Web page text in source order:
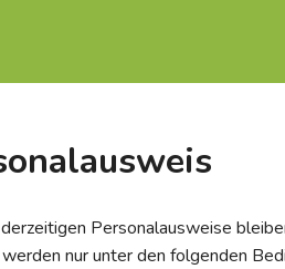
Personalausweise
nur unter den folgenden